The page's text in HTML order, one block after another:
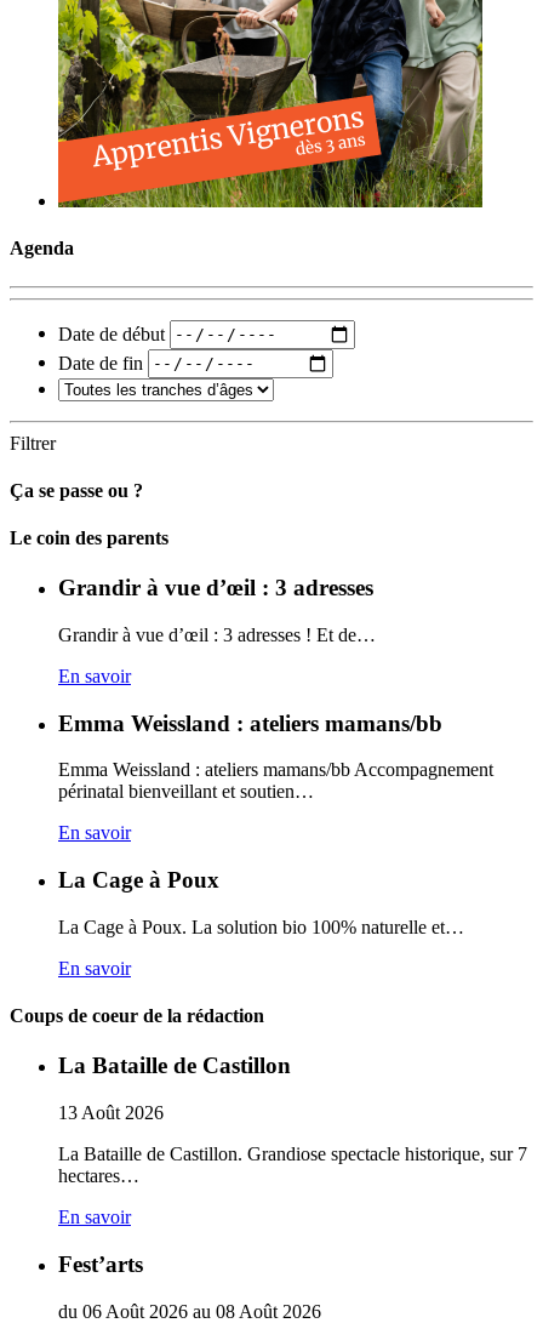
Agenda
Date de début
Date de fin
Filtrer
Ça se passe ou ?
Carto
Le coin des parents
Grandir à vue d’œil : 3 adresses
Grandir à vue d’œil : 3 adresses ! Et de…
En savoir
Emma Weissland : ateliers mamans/bb
Emma Weissland : ateliers mamans/bb Accompagnement
périnatal bienveillant et soutien…
En savoir
La Cage à Poux
La Cage à Poux. La solution bio 100% naturelle et…
En savoir
Coups de coeur de la rédaction
La Bataille de Castillon
13 Août 2026
La Bataille de Castillon. Grandiose spectacle historique, sur 7
hectares…
En savoir
Fest’arts
du 06 Août 2026 au 08 Août 2026